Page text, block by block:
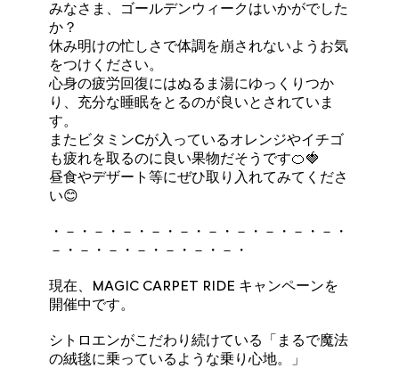
みなさま、ゴールデンウィークはいかがでした
か？
休み明けの忙しさで体調を崩されないようお気
をつけください。
心身の疲労回復にはぬるま湯にゆっくりつか
り、充分な睡眠をとるのが良いとされていま
す。
またビタミンCが入っているオレンジやイチゴ
も疲れを取るのに良い果物だそうです🍊🍓
昼食やデザート等にぜひ取り入れてみてくださ
い😊
・－・－・－・－・－・－・－・－・－・－・
－・－・－・－・－・－・－・
現在、MAGIC CARPET RIDE キャンペーンを
開催中です。
シトロエンがこだわり続けている「まるで魔法
の絨毯に乗っているような乗り心地。」